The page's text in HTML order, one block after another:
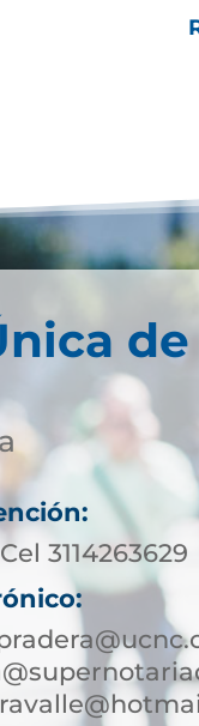
de
3114263629